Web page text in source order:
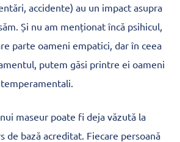
accidente) au un impact asupra
Și nu am menționat încă psihicul,
parte oameni empatici, dar în ceea
putem găsi printre ei oameni
maseur poate fi deja văzută la
de bază acreditat. Fiecare persoană